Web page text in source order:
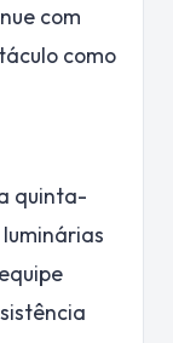
com
como
quinta-